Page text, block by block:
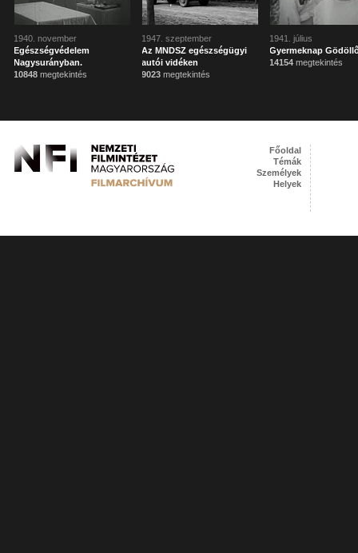
1940. november
Egészségvédelem
Nagysurányban.
10848 megtekintés
1947. szeptember
Az MNDSZ egészségügyi
autói vidéken
9023 megtekintés
1941. július
Gyermeknap
14154 megtekintés
Főoldal
Témák
Személyek
Helyek